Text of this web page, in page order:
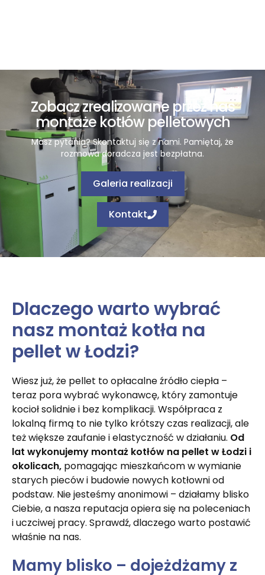
Zobacz zrealizowane przez nas
montaże kotłów pelletowych
Masz pytania? Skontaktuj się z nami. Pamiętaj, że
rozmowa doradcza jest bezpłatna.
Galeria realizacji
Kontakt
Dlaczego warto wybrać
nasz montaż kotła na
pellet w Łodzi?
Wiesz już, że pellet to opłacalne źródło ciepła –
teraz pora wybrać wykonawcę, który zamontuje
kocioł solidnie i bez komplikacji. Współpraca z
lokalną firmą to nie tylko krótszy czas realizacji, ale
też większe zaufanie i elastyczność w działaniu. Od
lat wykonujemy montaż kotłów na pellet w Łodzi i
okolicach, pomagając mieszkańcom w wymianie
starych pieców i budowie nowych kotłowni od
podstaw. Nie jesteśmy anonimowi – działamy blisko
Ciebie, a nasza reputacja opiera się na poleceniach
i uczciwej pracy. Sprawdź, dlaczego warto postawić
właśnie na nas.
Mamy blisko – dojeżdżamy z